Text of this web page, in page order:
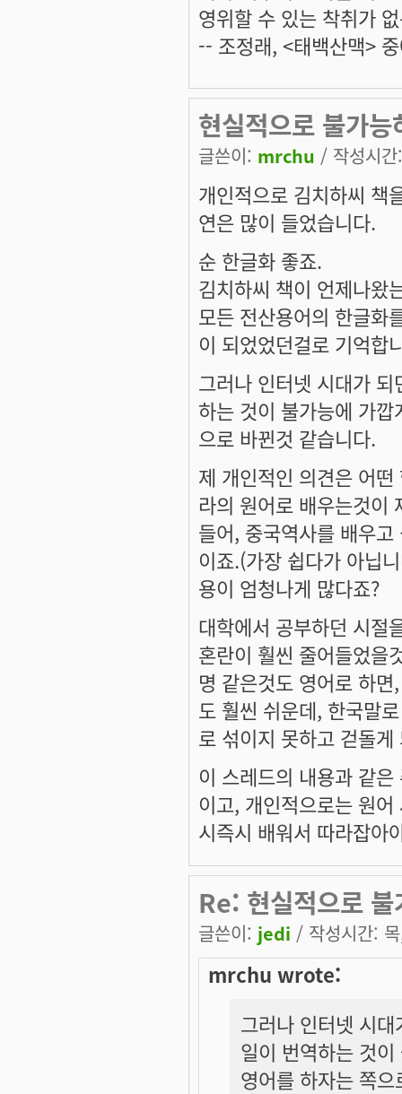
영위할 수 있는 착취가
-- 조정래, <태백산맥>
현실적으로 불가
글쓴이: mrchu / 작성시
개인적으로 김치하씨 책
연은 많이 들었습니다.
순 한글화 좋죠.
김치하씨 책이 언제나왔
모든 전산용어의 한글화
이 되었었던걸로 기억합
그러나 인터넷 시대가
하는 것이 불가능에 가
으로 바뀐것 같습니다.
제 개인적인 의견은 어
라의 원어로 배우는것이
들어, 중국역사를 배우
이죠.(가장 쉽다가 아닙
용이 엄청나게 많다죠?
대학에서 공부하던 시절
혼란이 훨씬 줄어들었을
명 같은것도 영어로 하
도 훨씬 쉬운데, 한국말
로 섞이지 못하고 걷돌게
이 스레드의 내용과 같
이고, 개인적으로는 원
시즉시 배워서 따라잡아
Re: 현실적으로
글쓴이: jedi / 작성시간:
mrchu wrote:
그러나 인터넷 시
일이 번역하는 것
영어를 하자는 쪽